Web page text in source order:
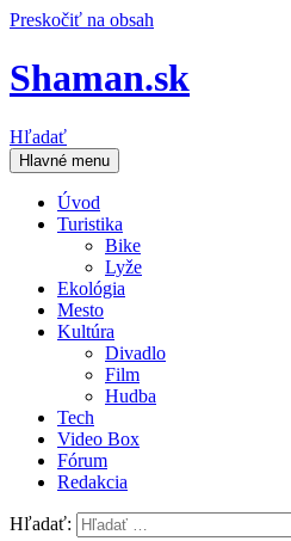
Preskočiť na obsah
Shaman.sk
Hľadať
Hlavné menu
Úvod
Turistika
Bike
Lyže
Ekológia
Mesto
Kultúra
Divadlo
Film
Hudba
Tech
Video Box
Fórum
Redakcia
Hľadať: